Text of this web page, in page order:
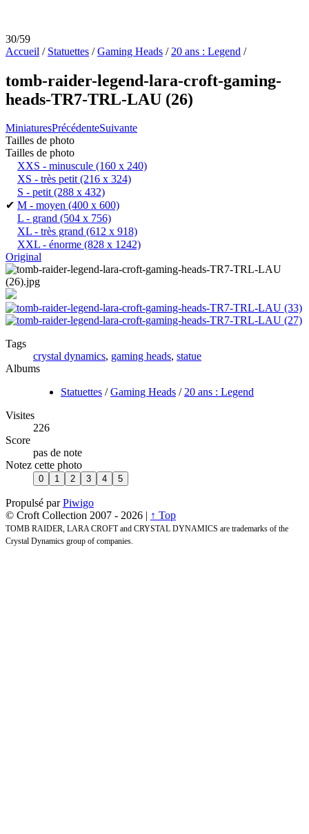
30/59
Accueil / Statuettes /Gaming Heads / 20 ans : Legend /
tomb-raider-legend-lara-croft-gaming-
heads-TR7-TRL-LAU (26)
MiniaturesPrécédenteSuivante
Tailles de photo
Tailles de photo
XXS - minuscule (160 x 240)
XS - très petit(216 x 324)
S - petit(288 x 432)
✔ M - moyen (400 x 600)
L - grand (504 x 756)
XL - très grand (612 x 918)
XXL - énorme (828 x 1242)
Original
Tags
crystal dynamics, gaming heads, statue
Albums
Statuettes /Gaming Heads /20 ans : Legend
Visites
226
Score
pas de note
Notez cette photo
Propulsé parPiwigo
© Croft Collection 2007 - 2026 | ↑ Top
TOMB RAIDER, LARA CROFT and CRYSTAL DYNAMICS are trademarks of the
Crystal Dynamics group of companies.